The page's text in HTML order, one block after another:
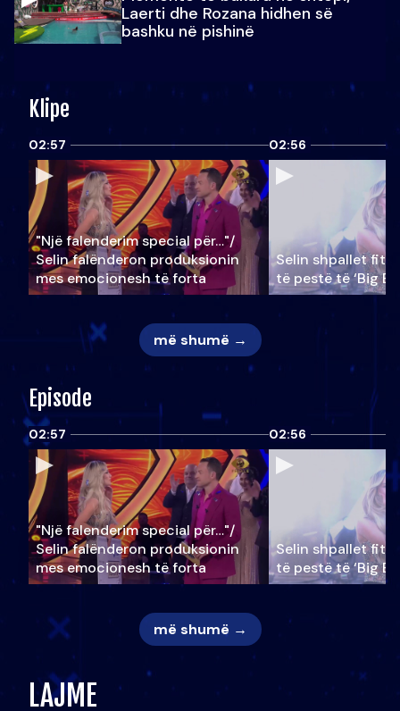
Laerti dhe Rozana hidhen së
bashku në pishinë
Klipe
02:57
"Një falenderim special për…"/
Selin falënderon produksionin
mes emocionesh të forta
02:56
Selin shpallet
të pestë të ‘Big
më shumë →
Episode
02:57
"Një falenderim special për…"/
Selin falënderon produksionin
mes emocionesh të forta
02:56
Selin shpallet
të pestë të ‘Big
më shumë →
LAJME